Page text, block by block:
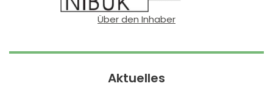
Über den Inhaber
Aktuelles